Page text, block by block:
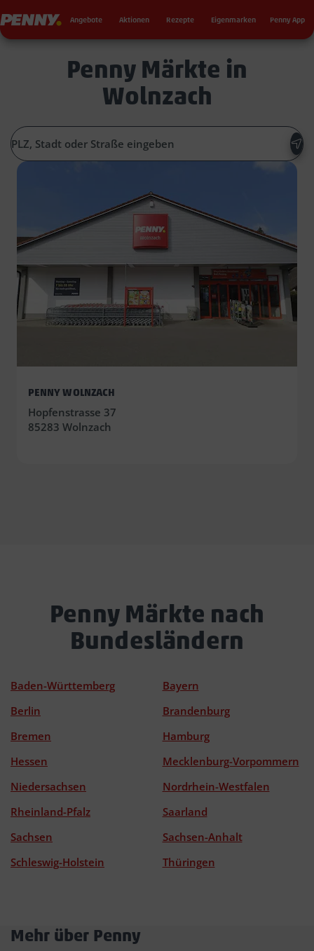
Penny Angebote Aktionen Rezepte Eigenmarken Penny App
Penny Märkte in
Wolnzach
PENNY WOLNZACH
Hopfenstrasse 37
85283 Wolnzach
Penny Märkte nach
Bundesländern
Baden-Württemberg
Bayern
Berlin
Brandenburg
Bremen
Hamburg
Hessen
Mecklenburg-Vorpommern
Niedersachsen
Nordrhein-Westfalen
Rheinland-Pfalz
Saarland
Sachsen
Sachsen-Anhalt
Schleswig-Holstein
Thüringen
Mehr über Penny